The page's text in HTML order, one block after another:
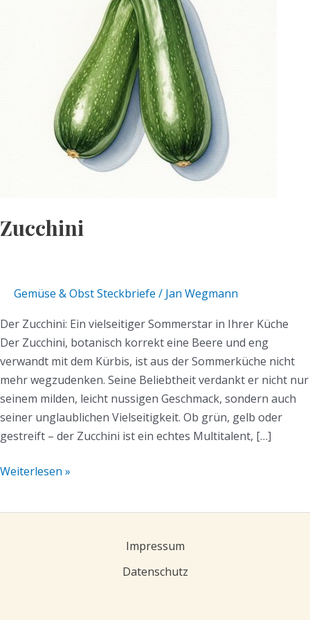
Zucchini
Gemüse & Obst Steckbriefe / Jan Wegmann
Der Zucchini: Ein vielseitiger Sommerstar in Ihrer Küche
Der Zucchini, botanisch korrekt eine Beere und eng
verwandt mit dem Kürbis, ist aus der Sommerküche nicht
mehr wegzudenken. Seine Beliebtheit verdankt er nicht nur
seinem milden, leicht nussigen Geschmack, sondern auch
seiner unglaublichen Vielseitigkeit. Ob grün, gelb oder
gestreift – der Zucchini ist ein echtes Multitalent, […]
Weiterlesen »
Impressum
Datenschutz